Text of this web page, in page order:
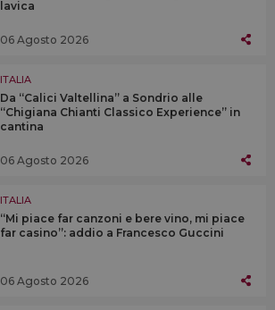
lavica
06 Agosto 2026
ITALIA
Da “Calici Valtellina” a Sondrio alle
“Chigiana Chianti Classico Experience” in
cantina
06 Agosto 2026
ITALIA
“Mi piace far canzoni e bere vino, mi piace
far casino”: addio a Francesco Guccini
06 Agosto 2026